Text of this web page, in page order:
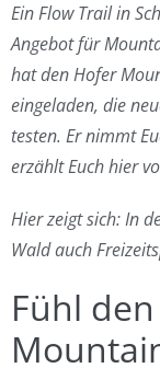
Ein Flow Trail in
Angebot für
hat den Hofer
eingeladen, die
testen. Er nimmt
erzählt Euch hier
Hier zeigt sich: In
Wald auch
Fühl